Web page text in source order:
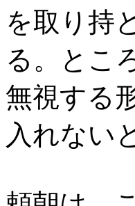
を取り持
る。とこ
無視する
入れない